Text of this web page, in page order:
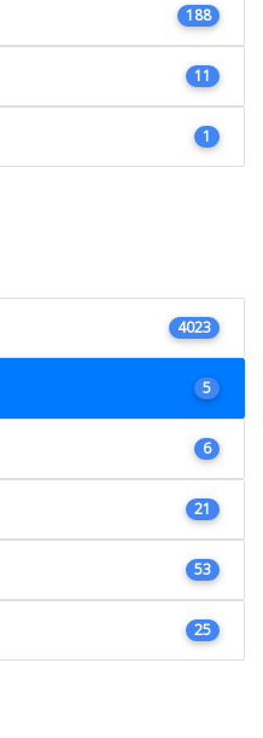
188
11
1
4023
5
6
21
53
25